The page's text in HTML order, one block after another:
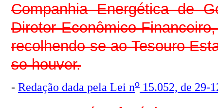
Companhia Energética de
Diretor Econômico-
recolhendo-se ao Tesouro
se houver.
- Redação dada pela Lei no 15.052, de 29-